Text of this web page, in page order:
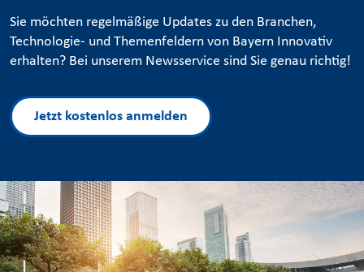
Sie möchten regelmäßige Updates zu den Branchen,
Technologie- und Themenfeldern von Bayern Innovativ
erhalten? Bei unserem Newsservice sind Sie genau richtig!
Jetzt kostenlos anmelden